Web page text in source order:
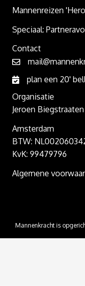
Mannenreizen
Speciaal:
Contact
plan een 20'
Organisatie
Jeroen Biegstraaten
Amsterdam
BTW:
KvK: 99479796
Algemene
Mannenkracht is